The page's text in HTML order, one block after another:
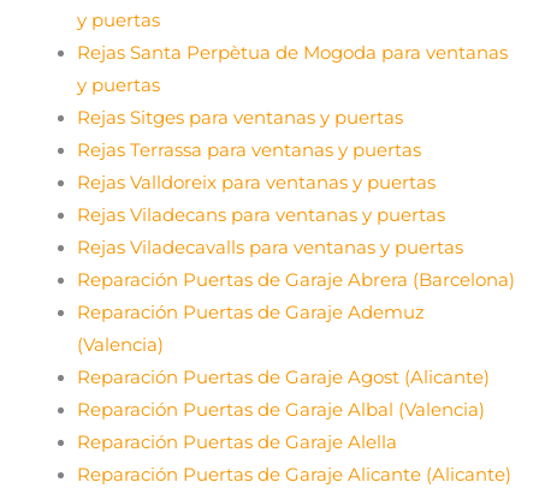
y puertas
Rejas Santa Perpètua de Mogoda para ventanas
y puertas
Rejas Sitges para ventanas y puertas
Rejas Terrassa para ventanas y puertas
Rejas Valldoreix para ventanas y puertas
Rejas Viladecans para ventanas y puertas
Rejas Viladecavalls para ventanas y puertas
Reparación Puertas de Garaje Abrera (Barcelona)
Reparación Puertas de Garaje Ademuz
(Valencia)
Reparación Puertas de Garaje Agost (Alicante)
Reparación Puertas de Garaje Albal (Valencia)
Reparación Puertas de Garaje Alella
Reparación Puertas de Garaje Alicante (Alicante)